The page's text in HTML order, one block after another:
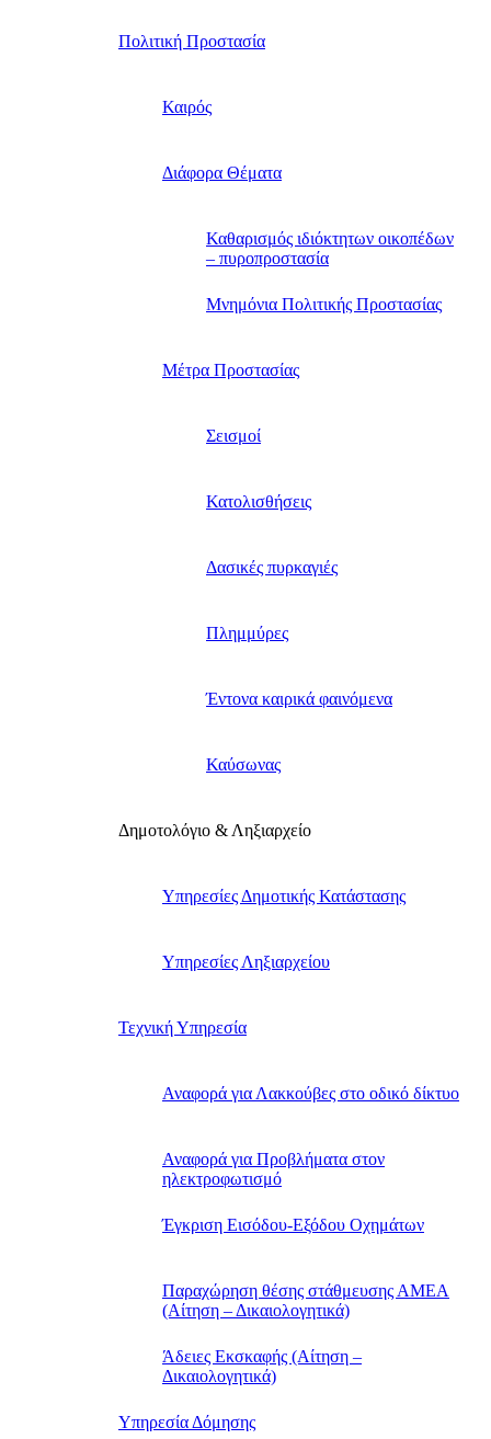
Πολιτική Προστασία
Καιρός
Διάφορα Θέματα
Καθαρισμός ιδιόκτητων οικοπέδων
– πυροπροστασία
Μνημόνια Πολιτικής Προστασίας
Μέτρα Προστασίας
Σεισμοί
Κατολισθήσεις
Δασικές πυρκαγιές
Πλημμύρες
Έντονα καιρικά φαινόμενα
Καύσωνας
Δημοτολόγιο & Ληξιαρχείο
Υπηρεσίες Δημοτικής Κατάστασης
Υπηρεσίες Ληξιαρχείου
Τεχνική Υπηρεσία
Αναφορά για Λακκούβες στο οδικό δίκτυο
Αναφορά για Προβλήματα στον
ηλεκτροφωτισμό
Έγκριση Εισόδου-Εξόδου Οχημάτων
Παραχώρηση θέσης στάθμευσης ΑΜΕΑ
(Αίτηση – Δικαιολογητικά)
Άδειες Εκσκαφής (Αίτηση –
Δικαιολογητικά)
Υπηρεσία Δόμησης